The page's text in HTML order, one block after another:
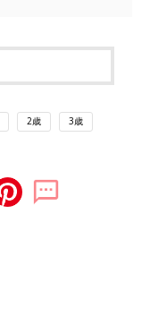
2歳 3歳